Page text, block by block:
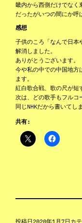
畿内から西側だけでなく
だったがいつの間にか呼
感想
子供のころ「なんで日本
解消しました。
ありがとうございます。
今や私の中での中国地
ます。
紅白歌合戦、歌の尺が短
次は、どの歌手もフルコ
同じNHKだから書いてし
共有:
投稿日 2020年1月7日 カ